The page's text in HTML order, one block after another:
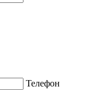
Телефон